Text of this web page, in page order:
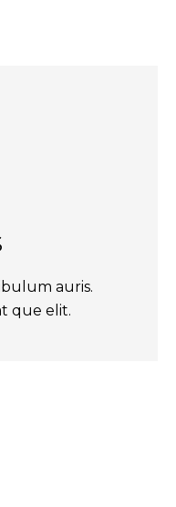
auris.
que elit.